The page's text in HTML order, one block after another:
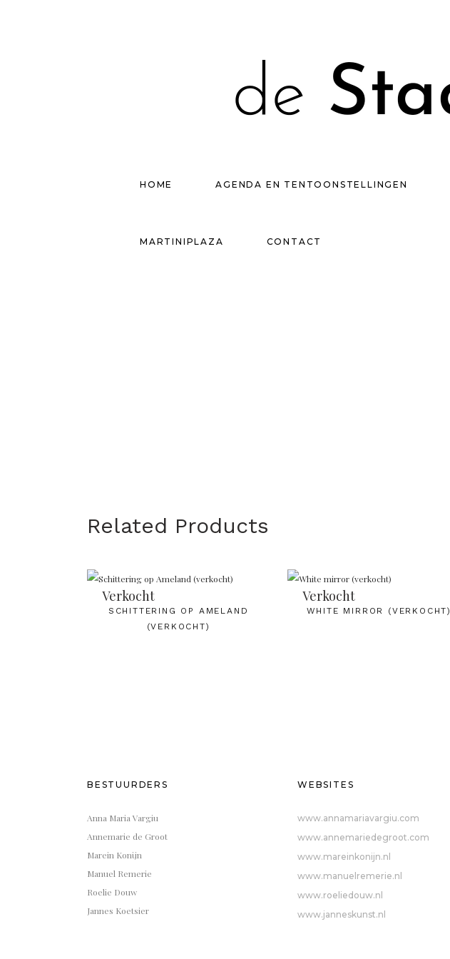
HOME AGENDA EN TENTOONSTELLINGEN
MARTINIPLAZA CONTACT
Related Products
Verkocht
SCHITTERING OP AMELAND
(VERKOCHT)
Verkocht
WHITE MIRROR (VERKOCHT)
BESTUURDERS
Anna Maria Vargiu
Annemarie de Groot
Marein Konijn
Manuel Remerie
Roelie Douw
Jannes Koetsier
WEBSITES
www.annamariavargiu.com
www.annemariedegroot.com
www.mareinkonijn.nl
www.manuelremerie.nl
www.roeliedouw.nl
www.janneskunst.nl